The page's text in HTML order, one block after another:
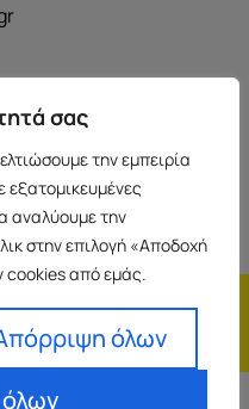
σας
την εμπειρία
αναλύουμε την
στην επιλογή «Αποδοχή
cookies από εμάς.
όλων
Ισόγειο 45444
Όροι Χρήσης